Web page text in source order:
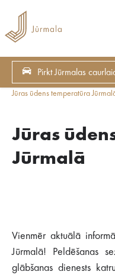
Pirkt Jūrmalas
Jūras ūdens temperatūra
Jūras
Jūrmalā
Vienmēr aktuālā
Jūrmalā! Peldēšanas
glābšanas dienests